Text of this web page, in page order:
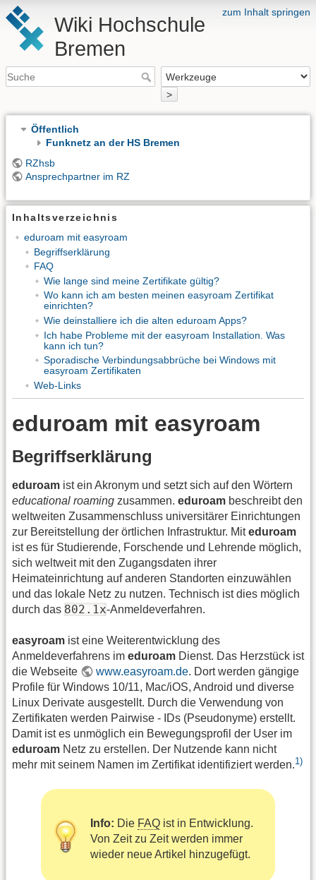
zum Inhalt springen
Wiki Hochschule
Bremen
>
Öffentlich
Funknetz an der HS Bremen
RZhsb
Ansprechpartner im RZ
Inhaltsverzeichnis
eduroam mit easyroam
Begriffserklärung
FAQ
Wie lange sind meine Zertifikate gültig?
Wo kann ich am besten meinen easyroam Zertifikat
einrichten?
Wie deinstalliere ich die alten eduroam Apps?
Ich habe Probleme mit der easyroam Installation. Was
kann ich tun?
Sporadische Verbindungsabbrüche bei Windows mit
easyroam Zertifikaten
Web-Links
eduroam mit easyroam
Begriffserklärung
eduroam ist ein Akronym und setzt sich auf den Wörtern
educational roaming zusammen. eduroam beschreibt den
weltweiten Zusammenschluss universitärer Einrichtungen
zur Bereitstellung der örtlichen Infrastruktur. Miteduroam
ist es für Studierende, Forschende und Lehrende möglich,
sich weltweit mit den Zugangsdaten ihrer
Heimateinrichtung auf anderen Standorten einzuwählen
und das lokale Netz zu nutzen. Technisch ist dies möglich
durch das 802.1x-Anmeldeverfahren.
easyroam ist eine Weiterentwicklung des
Anmeldeverfahrens im eduroam Dienst. Das Herzstück ist
die Webseite
www.easyroam.de. Dort werden gängige
Profile für Windows 10/11, Mac/iOS, Android und diverse
Linux Derivate ausgestellt. Durch die Verwendung von
Zertifikaten werden Pairwise - IDs (Pseudonyme) erstellt.
Damit ist es unmöglich ein Bewegungsprofil der User im
eduroam Netz zu erstellen. Der Nutzende kann nicht
mehr mit seinem Namen im Zertifikat identifiziert werden.1)
Info: Die FAQ ist in Entwicklung.
Von Zeit zu Zeit werden immer
wieder neue Artikel hinzugefügt.